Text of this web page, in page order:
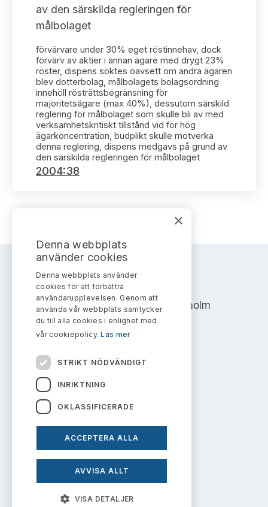
Huvudmän
Verksamhetsberättelser
Publikationer och anföranden
Avgifter
Prenumerera
av den särskilda regleringen för
målbolaget
förvärvare under 30% eget röstinnehav, dock
förvärv av aktier i annan ägare med drygt 23%
röster, dispens söktes oavsett om andra ägaren
blev dotterbolag, målbolagets bolagsordning
innehöll rösträttsbegränsning för
majoritetsägare (max 40%), dessutom särskild
reglering för målbolaget som skulle bli av med
verksamhetskritiskt tillstånd vid för hög
ägarkoncentration, budplikt skulle motverka
denna reglering, dispens medgavs på grund av
den särskilda regleringen för målbolaget
2004:38
AKTIEMARKNADSNÄMNDEN
Address: Box 7354, 103 90 Stockholm
info@aktiemarknadsnamnden.se
Om innehållet
Om webbplatsen
Prenumerera på uttalanden
×
Denna webbplats
använder cookies
Denna webbplats använder
cookies för att förbättra
användarupplevelsen. Genom att
använda vår webbplats samtycker
du till alla cookies i enlighet med
vår cookiepolicy.Läs mer
STRIKT NÖDVÄNDIGT
INRIKTNING
OKLASSIFICERADE
ACCEPTERA ALLA
AVVISA ALLT
VISA DETALJER